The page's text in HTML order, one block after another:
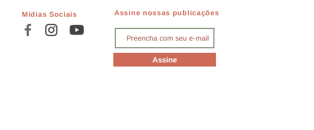
Mídias Sociais Assine nossas publicações
Assine